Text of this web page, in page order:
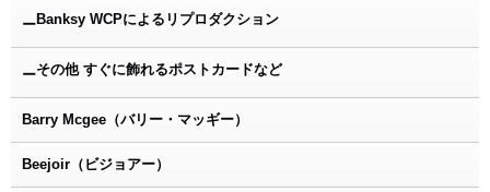
ーBanksy WCPによるリプロダクション
ーその他 すぐに飾れるポストカードなど
Barry Mcgee（バリー・マッギー）
Beejoir（ビジョアー）